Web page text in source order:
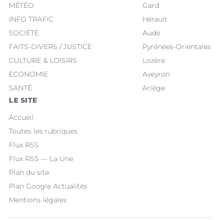
MÉTÉO
INFO TRAFIC
SOCIÉTÉ
FAITS-DIVERS / JUSTICE
CULTURE & LOISIRS
ECONOMIE
SANTÉ
Gard
Hérault
Aude
Pyrénées-Orientales
Lozère
Aveyron
Ariège
LE SITE
Accueil
Toutes les rubriques
Flux RSS
Flux RSS — La Une
Plan du site
Plan Google Actualités
Mentions légales